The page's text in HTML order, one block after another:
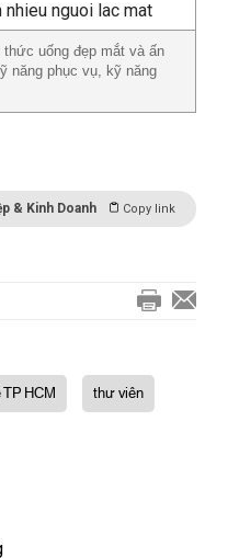
uống đẹp mắt và ấn
năng phục vụ, kỹ năng
& Kinh Doanh Copy link
HCM
thư viên